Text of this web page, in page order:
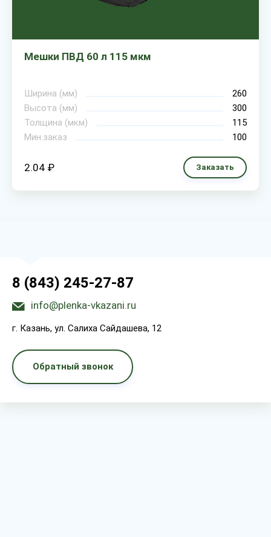
Мешки ПВД 60 л 115 мкм
Ширина (мм)
260
Высота (мм)
300
Толщина (мкм)
115
Мин.заказ
100
2.04 ₽ Заказать
8 (843) 245-27-87
info@plenka-vkazani.ru
г. Казань, ул. Салиха Сайдашева, 12
Обратный звонок